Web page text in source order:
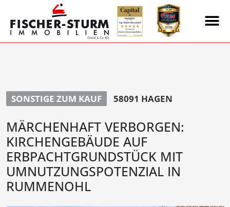
SONSTIGE ZUM KAUF 58091 HAGEN
MÄRCHENHAFT VERBORGEN:
KIRCHENGEBÄUDE AUF
ERBPACHTGRUNDSTÜCK MIT
UMNUTZUNGSPOTENZIAL IN
RUMMENOHL